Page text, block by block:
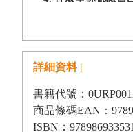
第二部・
7.畸形
8.不被欲求
詳細資料 |
書籍代號：
商品條碼EAN：
ISBN：